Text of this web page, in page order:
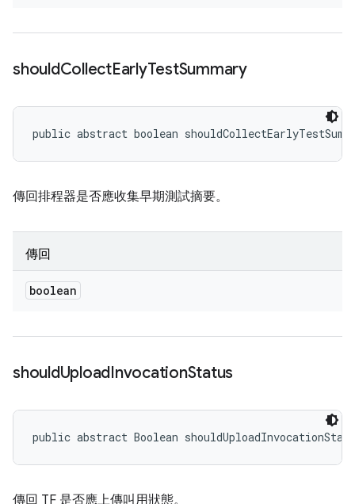
shouldCollectEarlyTestSummary
public abstract boolean
傳回排程器是否應收集早期測試摘要。
傳回
boolean
shouldUploadInvocationStatus
public abstract Boolean
傳回 TF 是否應上傳叫用狀態。